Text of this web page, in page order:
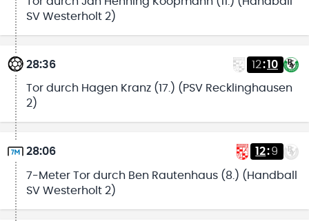
SV Westerholt 2)
28:36 12:10
Tor durch Hagen Kranz (17.) (PSV Recklinghausen
2)
28:06 12:9
7-Meter Tor durch Ben Rautenhaus (8.) (Handball
SV Westerholt 2)